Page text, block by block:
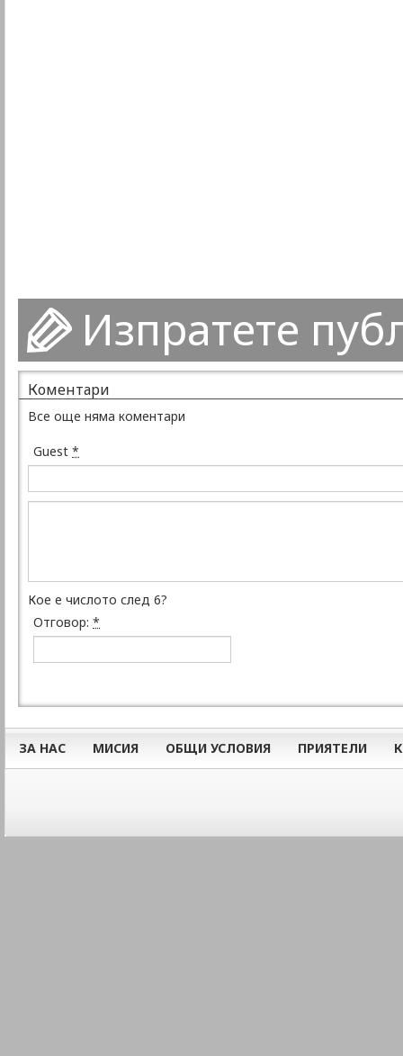
Изпратете
Коментари
Все още няма коментари
Guest *
Кое е числото след 6?
Отговор: *
ЗА НАС МИСИЯ ОБЩИ УСЛОВИЯ ПРИЯТЕЛИ